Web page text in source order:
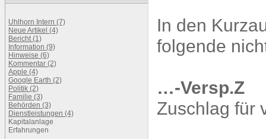
Uhlhorn Intern (7)
Neue Artikel (4)
Bericht (1)
Information (9)
Hinweise (6)
Kommentar (2)
Apple (4)
Google Earth (2)
Politik (2)
Familie (3)
Behörden (3)
Dienstleistungen (4)
Kapitalanlage
Erfahrungen
In den
folgende
…-Versp.Z
Zuschlag für